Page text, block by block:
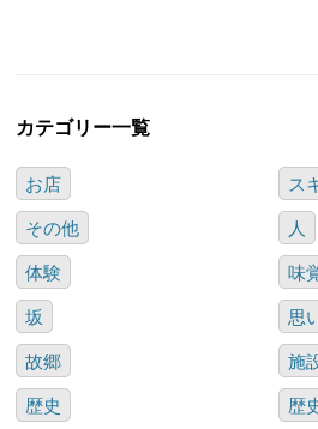
カテゴリー一覧
お店
ス
その他
人
体験
味
坂
思
故郷
施
歴史
歴